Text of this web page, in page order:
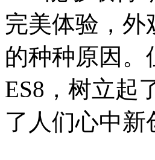
完美体验，外
的种种原因。
ES8，树立起
了人们心中